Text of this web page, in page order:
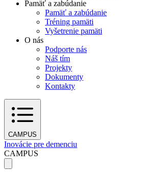
Pamäť a zabúdanie
Pamäť a zabúdanie
Tréning pamäti
Vyšetrenie pamäti
O nás
Podporte nás
Náš tím
Projekty
Dokumenty
Kontakty
CAMPUS
Inovácie pre demenciu
CAMPUS